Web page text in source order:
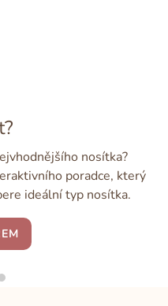
nosítka?
poradce, který
ideální typ nosítka.